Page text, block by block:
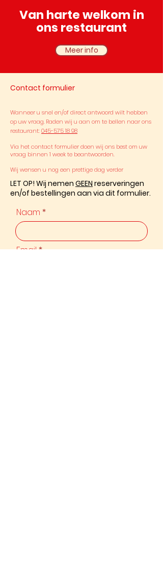
Van harte welkom in
ons restaurant
Meer info
Contact formulier
Wanneer u snel en/of direct antwoord wilt hebben
op uw vraag. Raden wij u aan om te bellen naar ons
restaurant:045-575 18 98
Via het contact formulier doen wij ons best om uw
vraag binnen 1 week te beantwoorden.
Wij wensen u nog een prettige dag verder
LET OP! Wij nemen GEEN reserveringen
en/of bestellingen aan via dit formulier.
Naam
Email